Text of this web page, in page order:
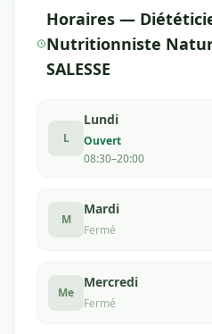
Horaires —
Nutritionniste
SALESSE
L
Lundi
Ouvert
08:30–20:00
M
Mardi
Fermé
Me
Mercredi
Fermé